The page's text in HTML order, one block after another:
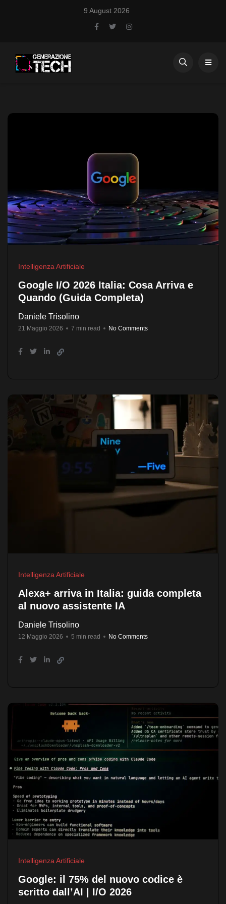
9 August 2026
Intelligenza Artificiale
Google I/O 2026 Italia: Cosa Arriva e
Quando (Guida Completa)
Daniele Trisolino
21 Maggio 2026 7 min read No Comments
Intelligenza Artificiale
Alexa+ arriva in Italia: guida completa
al nuovo assistente IA
Daniele Trisolino
12 Maggio 2026 5 min read No Comments
Intelligenza Artificiale
Google: il 75% del nuovo codice è
scritto dall’AI | I/O 2026